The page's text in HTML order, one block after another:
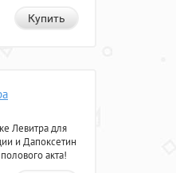
Купить
Левитра для
и Дапоксетин
акта!